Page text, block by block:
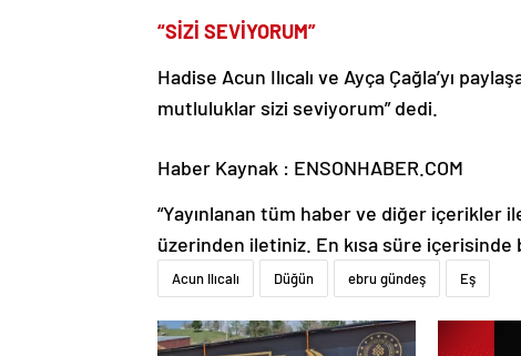
“SİZİ SEVİYORUM”
Hadise Acun Ilıcalı ve Ayça Çağla’yı
mutluluklar sizi seviyorum” dedi.
Haber Kaynak : ENSONHABER.COM
“Yayınlanan tüm haber ve diğer içerikler
üzerinden iletiniz. En kısa süre içerisinde
Acun Ilıcalı Düğün ebru gündeş Eş